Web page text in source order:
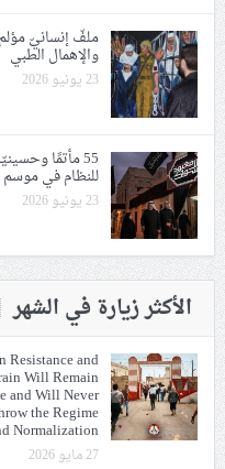
ملفّ إنسانيّ
والإهمال الطبي
23 يونيو 2026
55 مأتمًا
للنظام في
23 يونيو 2026
الأكثر زيارة في الشهر
Resistance and
Will Remain
and Will Never
the Regime
Normalization
27 مايو 2026